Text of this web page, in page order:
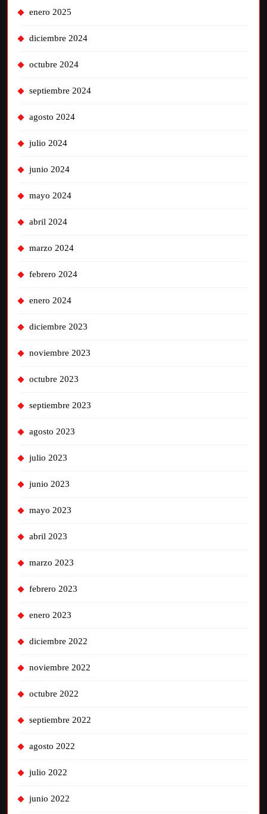
enero 2025
diciembre 2024
octubre 2024
septiembre 2024
agosto 2024
julio 2024
junio 2024
mayo 2024
abril 2024
marzo 2024
febrero 2024
enero 2024
diciembre 2023
noviembre 2023
octubre 2023
septiembre 2023
agosto 2023
julio 2023
junio 2023
mayo 2023
abril 2023
marzo 2023
febrero 2023
enero 2023
diciembre 2022
noviembre 2022
octubre 2022
septiembre 2022
agosto 2022
julio 2022
junio 2022